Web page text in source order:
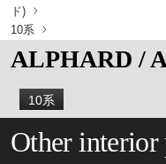
ド)
10系
ALPHARD /
10系
Other interior